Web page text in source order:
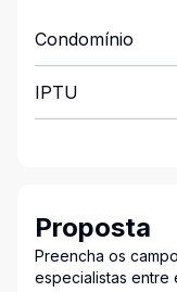
Condomínio
IPTU
Proposta
Preencha os
especialistas entre